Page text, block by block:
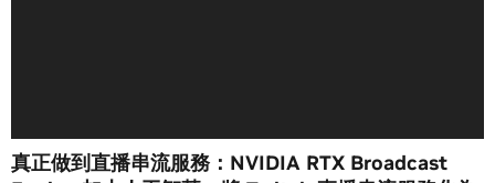
真正做到直播串流服務：NVIDIA RTX Broadcast